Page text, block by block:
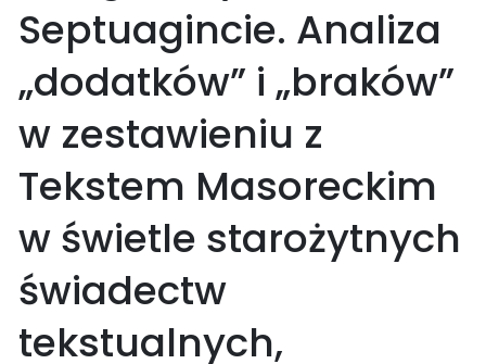
Septuagincie. Analiza
„dodatków” i „braków”
w zestawieniu z
Tekstem Masoreckim
w świetle starożytnych
świadectw
tekstualnych,